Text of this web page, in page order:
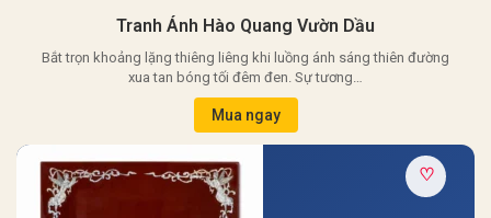
Tranh Ánh Hào Quang Vườn Dầu
Bắt trọn khoảng lặng thiêng liêng khi luồng ánh sáng thiên đường
xua tan bóng tối đêm đen. Sự tương…
Mua ngay
♡